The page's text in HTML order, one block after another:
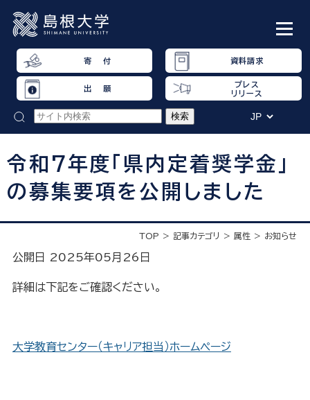
寄 付 資料請求
出 願
プレス
リリース
令和7年度「県内定着奨学金」
の募集要項を公開しました
TOP 記事カテゴリ 属性 お知らせ
公開日 2025年05月26日
詳細は下記をご確認ください。
大学教育センター（キャリア担当）ホームページ